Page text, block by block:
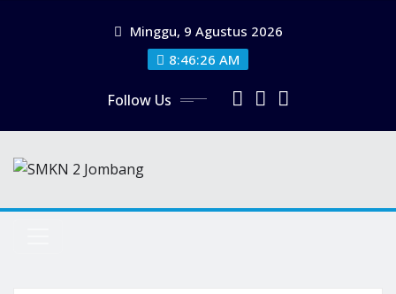
Minggu, 9 Agustus 2026
8:46:27 AM
Follow Us